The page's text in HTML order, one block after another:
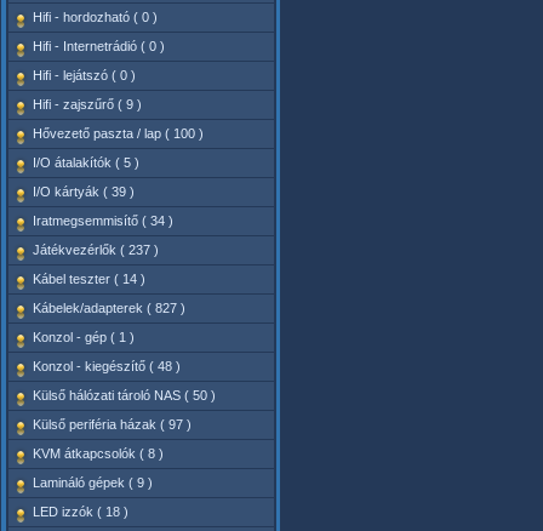
Hifi - hordozható ( 0 )
Hifi - Internetrádió ( 0 )
Hifi - lejátszó ( 0 )
Hifi - zajszűrő ( 9 )
Hővezető paszta / lap ( 100 )
I/O átalakítók ( 5 )
I/O kártyák ( 39 )
Iratmegsemmisítő ( 34 )
Játékvezérlők ( 237 )
Kábel teszter ( 14 )
Kábelek/adapterek ( 827 )
Konzol - gép ( 1 )
Konzol - kiegészítő ( 48 )
Külső hálózati tároló NAS ( 50 )
Külső periféria házak ( 97 )
KVM átkapcsolók ( 8 )
Lamináló gépek ( 9 )
LED izzók ( 18 )